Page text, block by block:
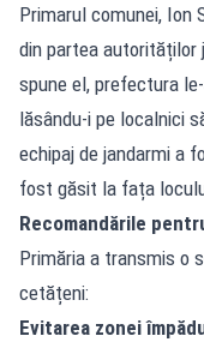
Primarul comunei, Ion
din partea autorităților
spune el, prefectura
lăsându-i pe localnici
echipaj de jandarmi a
fost găsit la fața
Recomandările
Primăria a transmis o
cetățeni:
Evitarea zonei